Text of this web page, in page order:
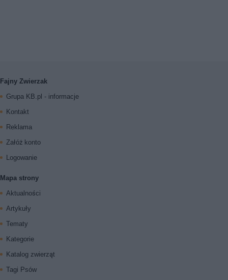
Fajny Zwierzak
Grupa KB.pl - informacje
Kontakt
Reklama
Załóż konto
Logowanie
Mapa strony
Aktualności
Artykuły
Tematy
Kategorie
Katalog zwierząt
Tagi Psów